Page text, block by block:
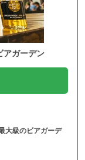
アガーデン
大級のビアガーデ